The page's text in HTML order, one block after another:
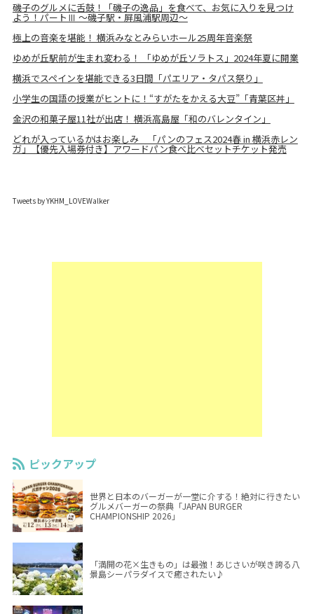
磯子のグルメに舌鼓！「磯子の逸品」を食べて、お気に入りを見つけ
よう！パートⅢ ～磯子駅・屏風浦駅周辺～
極上の音楽を堪能！ 横浜みなとみらいホール25周年音楽祭
ゆめが丘駅前が生まれ変わる！ 「ゆめが丘ソラトス」2024年夏に開業
横浜でスペインを堪能できる3日間「パエリア・タパス祭り」
小学生の国語の授業がヒントに！“すがたをかえる大豆”「青葉区丼」
金沢の和菓子屋11社が出店！ 横浜高島屋「和のバレンタイン」
どれが入っているかはお楽しみ 「パンのフェス2024春 in 横浜赤レン
ガ」【優先入場券付き】アワードパン食べ比べセットチケット発売
Tweets by YKHM_LOVEWalker
ピックアップ
世界と日本のバーガーが一堂に介する！絶対に行きたい
グルメバーガーの祭典「JAPAN BURGER
CHAMPIONSHIP 2026」
「満開の花×生きもの」は最強！あじさいが咲き誇る八
景島シーパラダイスで癒されたい♪